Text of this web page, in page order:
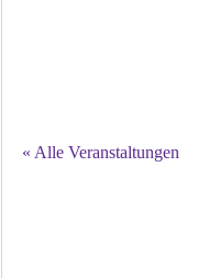
« Alle Veranstaltungen